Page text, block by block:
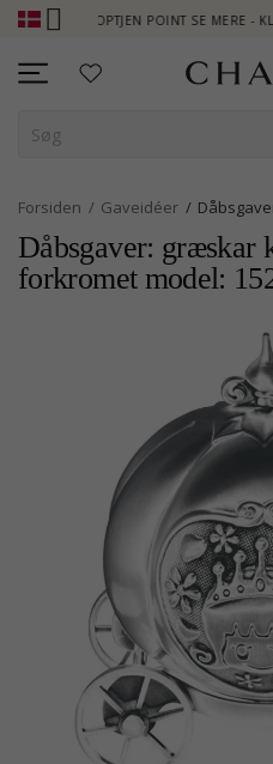
OPTJEN POINT SE MERE - KLIK HER
Forsiden Gaveidéer
Dåbsgaver: græskar
forkromet model: